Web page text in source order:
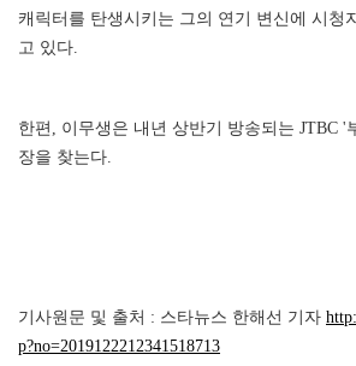
캐릭터를 탄생시키는 그의 연기 변신에 시청
고 있다.
한편, 이무생은 내년 상반기 방송되는 JTBC '
장을 찾는다.
기사원문 및 출처 : 스타뉴스 한해선 기자
p?no=2019122212341518713